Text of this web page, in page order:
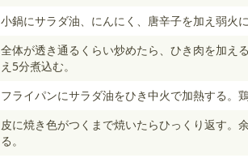
小鍋にサラダ油、にんにく、唐辛子を加え弱火
全体が透き通るくらい炒めたら、ひき肉を加え
え5分煮込む。
フライパンにサラダ油をひき中火で加熱する。
皮に焼き色がつくまで焼いたらひっくり返す。
る。